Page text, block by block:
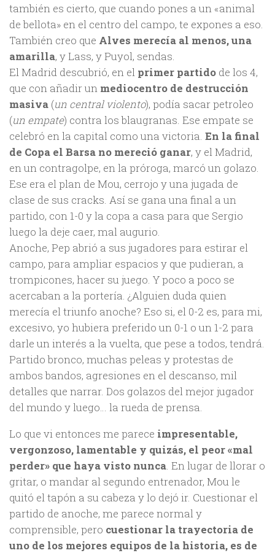
también es cierto, que cuando pones a un «animal
de bellota» en el centro del campo, te expones a eso.
También creo que Alves merecía al menos, una
amarilla, y Lass, y Puyol, sendas.
El Madrid descubrió, en el primer partido de los 4,
que con añadir un mediocentro de destrucción
masiva (un central violento), podía sacar petroleo
(un empate) contra los blaugranas. Ese empate se
celebró en la capital como una victoria. En la final
de Copa el Barsa no mereció ganar, y el Madrid,
en un contragolpe, en la próroga, marcó un golazo.
Ese era el plan de Mou, cerrojo y una jugada de
clase de sus cracks. Así se gana una final a un
partido, con 1-0 y la copa a casa para que Sergio
luego la deje caer, mal augurio.
Anoche, Pep abrió a sus jugadores para estirar el
campo, para ampliar espacios y que pudieran, a
trompicones, hacer su juego. Y poco a poco se
acercaban a la portería. ¿Alguien duda quien
merecía el triunfo anoche? Eso si, el 0-2 es, para mi,
excesivo, yo hubiera preferido un 0-1 o un 1-2 para
darle un interés a la vuelta, que pese a todos, tendrá.
Partido bronco, muchas peleas y protestas de
ambos bandos, agresiones en el descanso, mil
detalles que narrar. Dos golazos del mejor jugador
del mundo y luego… la rueda de prensa.
Lo que vi entonces me parece impresentable,
vergonzoso, lamentable y quizás, el peor «mal
perder» que haya visto nunca. En lugar de llorar o
gritar, o mandar al segundo entrenador, Mou le
quitó el tapón a su cabeza y lo dejó ir. Cuestionar el
partido de anoche, me parece normal y
comprensible, pero cuestionar la trayectoria de
uno de los mejores equipos de la historia, es de